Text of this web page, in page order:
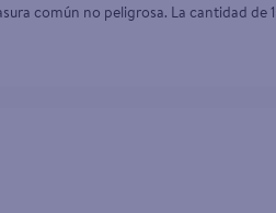
común no peligrosa. La cantidad